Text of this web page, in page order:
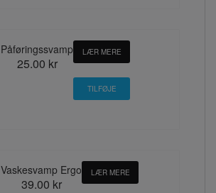
Påføringssvamp
25.00 kr
LÆR MERE
Vaskesvamp Ergo
39.00 kr
LÆR MERE